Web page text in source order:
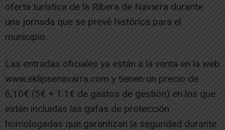
oferta turística de la Ribera de Navarra durante
una jornada que se prevé histórica para el
municipio.
Las entradas oficiales ya están a la venta en la web
www.eklipsenavarra.com y tienen un precio de
6,10€ (5€ + 1.1€ de gastos de gestión) en los que
están incluidas las gafas de protección
homologadas que garantizan la seguridad durante